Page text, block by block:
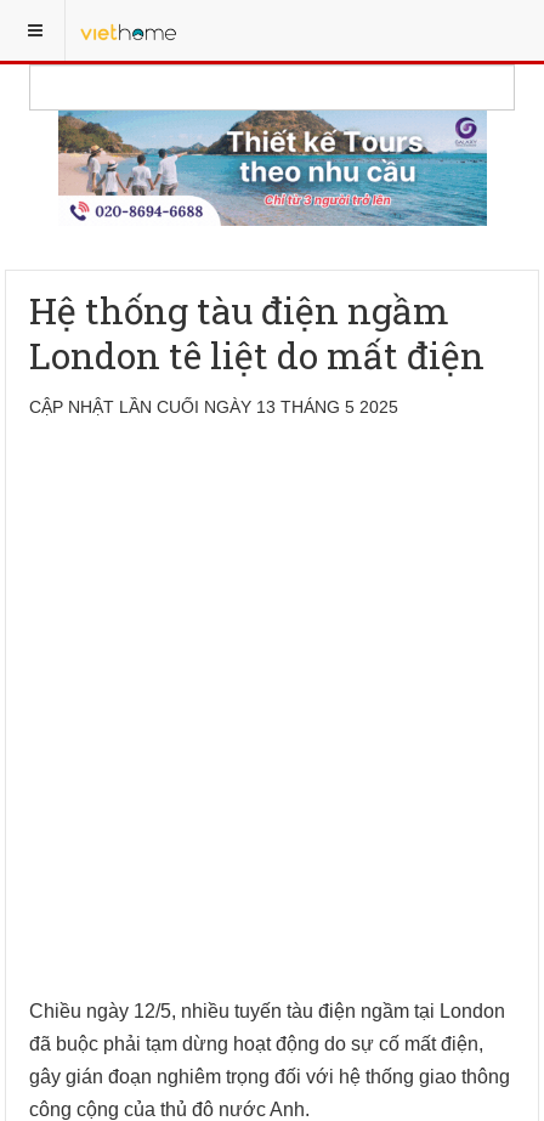
Hệ thống tàu điện ngầm
London tê liệt do mất điện
CẬP NHẬT LẦN CUỐI NGÀY 13 THÁNG 5 2025
Chiều ngày 12/5, nhiều tuyến tàu điện ngầm tại London
đã buộc phải tạm dừng hoạt động do sự cố mất điện,
gây gián đoạn nghiêm trọng đối với hệ thống giao thông
công cộng của thủ đô nước Anh.